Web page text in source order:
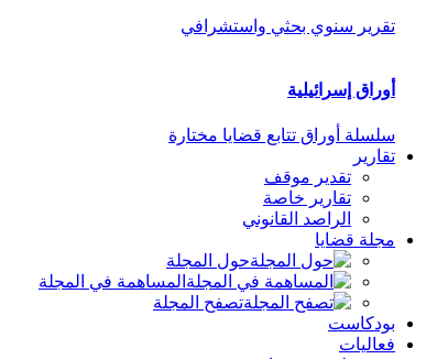
تقرير سنوي بحثي واستشرافي
أوراق إسرائيلية
سلسلة أوراق تتابع قضايا مختارة
تقارير
تقدير موقف
تقارير خاصة
الراصد القانوني
مجلة قضايا
حول المجلة
المساهمة في المجلة
تصفح المجلة
بودكاست
فعاليات